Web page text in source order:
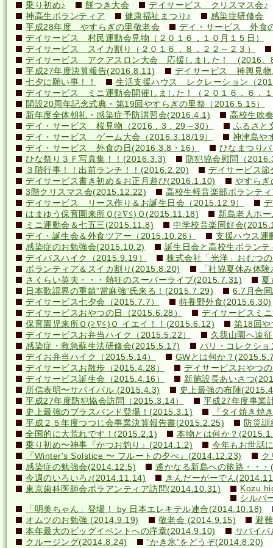
乗り初め♪
餅つき大会
デイサービス クリスマス会♪
神高生ボランティア
健康福祉まつり♪
感染症研修会
平成28年度 やすらぎの里敬老会
デイ・サービス 外食
デイサービス 村民運動会見物（２０１６，１０月１５日）
デイサービス スイカ割り（２０１６．８．２２～２３）
デイサービス アクアスロン大会 応援しました！ (2016、
平成27年度決算報告(2016.8.11)
デイサービス 神輿見物
七夕に願い事！！
生活支援ハウス レクレーション（
デイサービス ミニ運動会開催しました！（２０１６．６．
開設20周年記念式典・第19回やすらぎの里祭（2016.5.15）
新年度全体朝礼・感染症予防講習会(2016.4.1)
高校生吹
デイ・サービス 桜見物（2016．3．29～30）
ふるさと
デイ・サービス ゲーム大会（2016.3.18/19）
神津島や
デイ・サービス 外食の日(2016.3.8・16）
ひなまつり
ひな祭り３Ｆ写真集！！(2016.3.3)
防犯協会慰問（
３階行事！！出前ランチ！！(2016.2.20)
デイサービス
デイサービス書き初め＆お正月遊び(2016.1.10)
やすら
3階クリスマス会(2015.12.22)
高校生軽音楽部ボランテ
デイサービス リース作り＆お誕生日会（2015.12.9）
はまゆう保育園来所Ｏ(≧∇≦)Ｏ(2015.11.18)
新島老人ホ
ミニ運動会＆七五三(2015.11.8)
中学校音楽同好会
デイ・誕生会＆外食ツアー（2015.10.26）
支援ハウス運
感染症のお勉強会(2015.10.2)
誕生日会と高校生ボラン
デイバスハイク（2015.9.19）
株式会社「光洋」おむつ
ボランティア＆スイカ割り(2015.8.20)
「社協夏休み体
さくらい英夫・・・熱狂のスーパーライブ(2015.7.31)
夏
日本歌謡界の重鎮”當麻強”氏来る！(2015.7.29)
6.7月合
デイサービス七夕会（2015.7.7）
特養野外食(2015.6.30)
デイサービスおやつの日（2015.6.28）
デイサービスミ
保育園児来所Ｏ(≧∇≦)Ｏ イエイ！！(2015.6.12)
第18回
デイサービスお弁当ハイク（2015.5.22）
久我山園へ遠
感染症・救急蘇生法研修会(2015.5.17)
パリ・コレクシ
デイお弁当ハイク（2015.5.14）
GWとは何か？
デイサービスお散歩（2015.4.28）
デイサービスおやつ
デイサービス誕生会（2015.4.16）
新施設長あいさつ
所信表明〜サバイバル (2015.4.3)
史上最強の布陣
平成27年度防犯協会訪問（2015.3.14）
平成27年度事業
史上最強のブラスバンド登場！(2015.3.1)
『タイ焼き焼
平成２５年度つつじ会事業決算報告書(2015.2.25)
防災
全国的に大荒れです！(2015.2.1)
本物とは何か？
乗り初め〜神事『かつお釣り』(2014.1.2)
今年もお世話
『Winter's Solstice 〜 フルートの夕べ』(2014.12.23)
ク
感染症の勉強会(2014.12.5)
遙かなる新島への旅路・・
今週のいろいろ♪(2014.11.14)
きんだーがーでん
東京歯科医師会ボラアンティア訪問(2014.10.31)
Kozu
シルバ
「明美ちゃん」登場！ by 日本エレキテル連合(2014.10.18)
オムツのお勉強 (2014.9.19)
敬老会 (2014.9.15)
避
本年最大のビッグイベントへの序章(2014.9.10)
サバイ
クルージング(2014.8.24)
”かき氷”をどうぞ(2014.8.20)